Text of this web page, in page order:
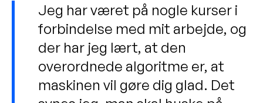
Jeg har været på nogle kurser i
forbindelse med mit arbejde, og
der har jeg lært, at den
overordnede algoritme er, at
maskinen vil gøre dig glad. Det